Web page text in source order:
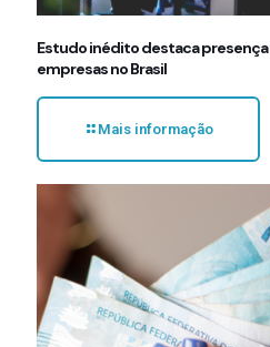
Estudo inédito destaca
empresas no Brasil
Mais informação